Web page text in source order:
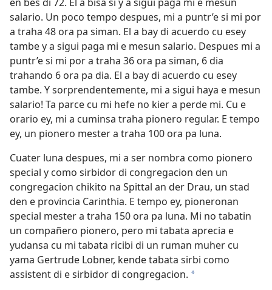
salario. Un poco tempo despues, mi a puntr’e si mi por
a traha 48 ora pa siman. El a bay di acuerdo cu esey
tambe y a sigui paga mi e mesun salario. Despues mi a
puntr’e si mi por a traha 36 ora pa siman, 6 dia
trahando 6 ora pa dia. El a bay di acuerdo cu esey
tambe. Y sorprendentemente, mi a sigui haya e mesun
salario! Ta parce cu mi hefe no kier a perde mi. Cu e
orario ey, mi a cuminsa traha pionero regular. E tempo
ey, un pionero mester a traha 100 ora pa luna.
Cuater luna despues, mi a ser nombra como pionero
special y como sirbidor di congregacion den un
congregacion chikito na Spittal an der Drau, un stad
den e provincia Carinthia. E tempo ey, pioneronan
special mester a traha 150 ora pa luna. Mi no tabatin
un compañero pionero, pero mi tabata aprecia e
yudansa cu mi tabata ricibi di un ruman muher cu
yama Gertrude Lobner, kende tabata sirbi como
assistent di e sirbidor di congregacion. *